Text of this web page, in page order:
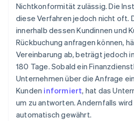
Nichtkonformität zulässig. Die
diese Verfahren jedoch nicht oft.
innerhalb dessen Kundinnen und
Rückbuchung anfragen können,
Vereinbarung ab, beträgt jedoch
180 Tage. Sobald ein
Unternehmen über die Anfrage
Kunden informiert, hat das
um zu antworten. Andernfalls
automatisch gewährt.